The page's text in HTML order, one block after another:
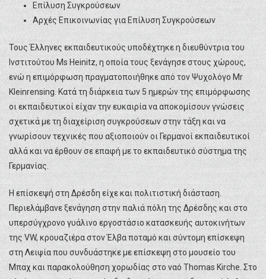
Επίλυση Συγκρούσεων
Αρχές Επικοινωνίας για Επίλυση Συγκρούσεων
Τους Έλληνες εκπαιδευτικούς υποδέχτηκε η διευθύντρια του
Ινστιτούτου Ms Heinitz, η οποία τους ξενάγησε στους χώρους,
ενώ η επιμόρφωση πραγματοποιήθηκε από τον Ψυχολόγο Mr
Kleinrensing. Κατά τη διάρκεια των 5 ημερών της επιμόρφωσης
οι εκπαιδευτικοί είχαν την ευκαιρία να αποκομίσουν γνώσεις
σχετικά με τη διαχείριση συγκρούσεων στην τάξη και να
γνωρίσουν τεχνικές που αξιοποιούν οι Γερμανοί εκπαιδευτικοί
αλλά και να έρθουν σε επαφή με το εκπαιδευτικό σύστημα της
Γερμανίας.
Η επίσκεψή στη Δρέσδη είχε και πολιτιστική διάσταση.
Περιελάμβανε ξενάγηση στην παλιά πόλη της Δρέσδης και στο
υπερσύγχρονο γυάλινο εργοστάσιο κατασκευής αυτοκινήτων
της VW, κρουαζιέρα στον Έλβα ποταμό και σύντομη επίσκεψη
στη Λειψία που συνδυάστηκε με επίσκεψη στο μουσείο του
Μπαχ και παρακολούθηση χορωδίας στο ναό Thomas Kirche. Στο